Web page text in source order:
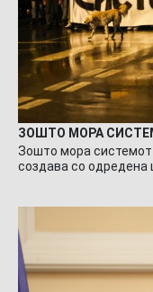
ЗОШТО МОРА
Зошто мора системот
создава со одредена